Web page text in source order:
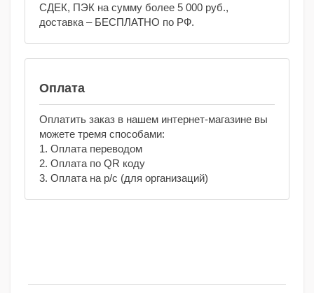
СДЕК, ПЭК на сумму более 5 000 руб.,
доставка – БЕСПЛАТНО по РФ.
Оплата
Оплатить заказ в нашем интернет-магазине вы
можете тремя способами:
1. Оплата переводом
2. Оплата по QR коду
3. Оплата на р/с (для организаций)